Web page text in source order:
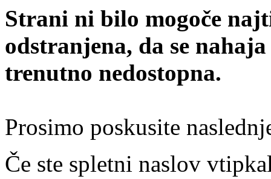
Strani ni bilo mogoče
odstranjena, da se
trenutno nedostopna.
Prosimo poskusite
Če ste spletni naslov